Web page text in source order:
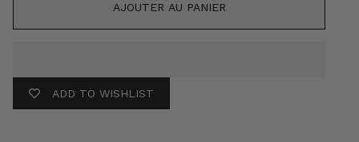
AJOUTER AU PANIER
ADD TO WISHLIST